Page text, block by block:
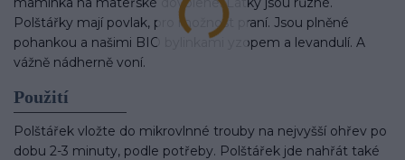
Polštářky mají povlak, pro možnost praní. Jsou plněné
pohankou a našimi BIO bylinkami yzopem a levandulí. A
vážně nádherně voní.
Použití
Polštářek vložte do mikrovlnné trouby na nejvyšší ohřev po
dobu 2-3 minuty, podle potřeby. Polštářek jde nahřát také